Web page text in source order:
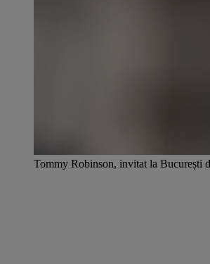
Tommy Robinson, invitat la București